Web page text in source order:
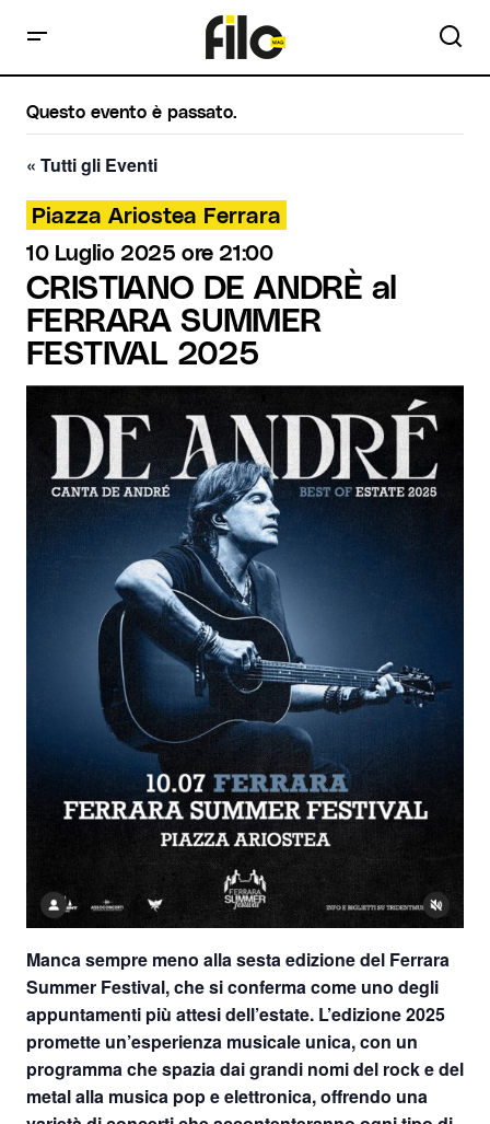
Questo evento è passato.
« Tutti gli Eventi
Piazza Ariostea Ferrara
10 Luglio 2025 ore 21:00
CRISTIANO DE ANDRÈ al
FERRARA SUMMER
FESTIVAL 2025
Manca sempre meno alla sesta edizione del Ferrara
Summer Festival, che si conferma come uno degli
appuntamenti più attesi dell’estate. L’edizione 2025
promette un’esperienza musicale unica, con un
programma che spazia dai grandi nomi del rock e del
metal alla musica pop e elettronica, offrendo una